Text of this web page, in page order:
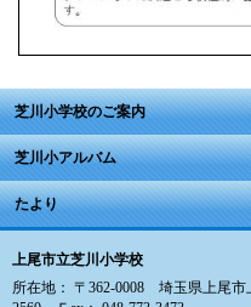
芝川小学校のご案内
芝川小アルバム
たより
上尾市立芝川小学校
所在地： 〒362-0008 埼玉県上尾